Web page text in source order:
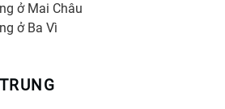
ở Mai Châu
ở Ba Vì